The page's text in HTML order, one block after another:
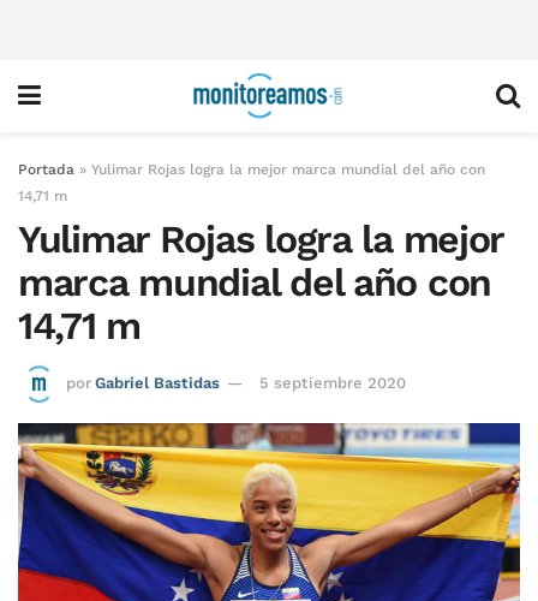
Portada » Yulimar Rojas logra la mejor marca mundial del año con
14,71 m
Yulimar Rojas logra la mejor
marca mundial del año con
14,71 m
por Gabriel Bastidas 5 septiembre 2020